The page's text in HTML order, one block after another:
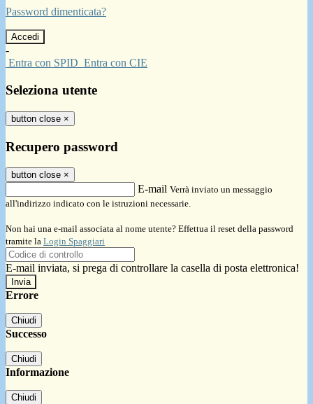
Password dimenticata?
-
Entra con SPID Entra con CIE
Seleziona utente
button close ×
Recupero password
button close ×
E-mail Verrà inviato un messaggio
all'indirizzo indicato con le istruzioni necessarie.
Non hai una e-mail associata al nome utente? Effettua il reset della password
tramite la Login Spaggiari
E-mail inviata, si prega di controllare la casella di posta elettronica!
Errore
Chiudi
Successo
Chiudi
Informazione
Chiudi